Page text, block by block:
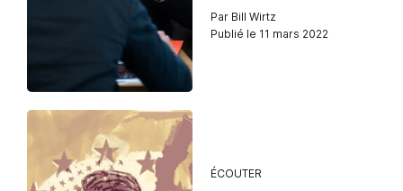
Par Bill Wirtz
Publié le 11 mars 2022
ÉCOUTER